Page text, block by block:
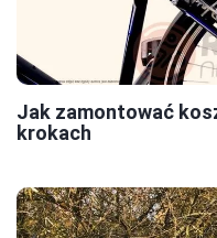
Jak zamontować
krokach